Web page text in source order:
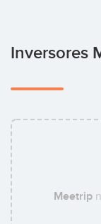
Inversores
Meetrip